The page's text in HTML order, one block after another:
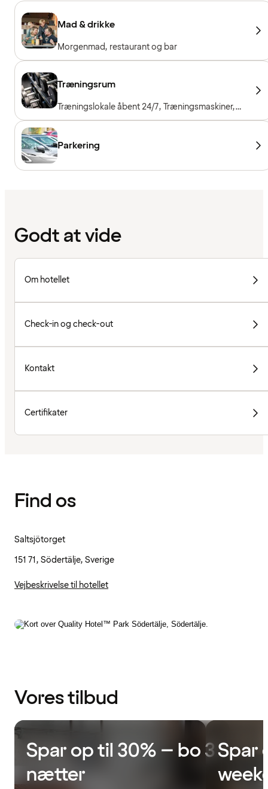
Mad & drikke
Morgenmad, restaurant og bar
Træningsrum
Træningslokale åbent 24/7, Træningsmaskiner,
Konditionsmaskiner, Frie vægte, Gratis entré for
Parkering
Godt at vide
Om hotellet
Check-in og check-out
Kontakt
Certifikater
Find os
Saltsjötorget
151 71, Södertälje, Sverige
Vejbeskrivelse til hotellet
Vores tilbud
Spar op til 30% – bo 3
nætter
Spar